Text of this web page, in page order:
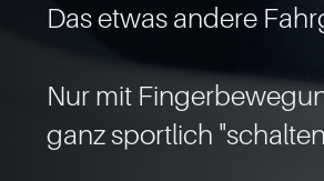
Das etwas andere
Nur mit
ganz sportlich